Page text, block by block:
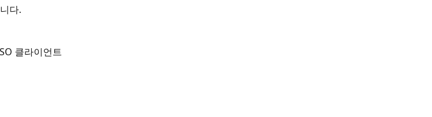
다.
클라이언트